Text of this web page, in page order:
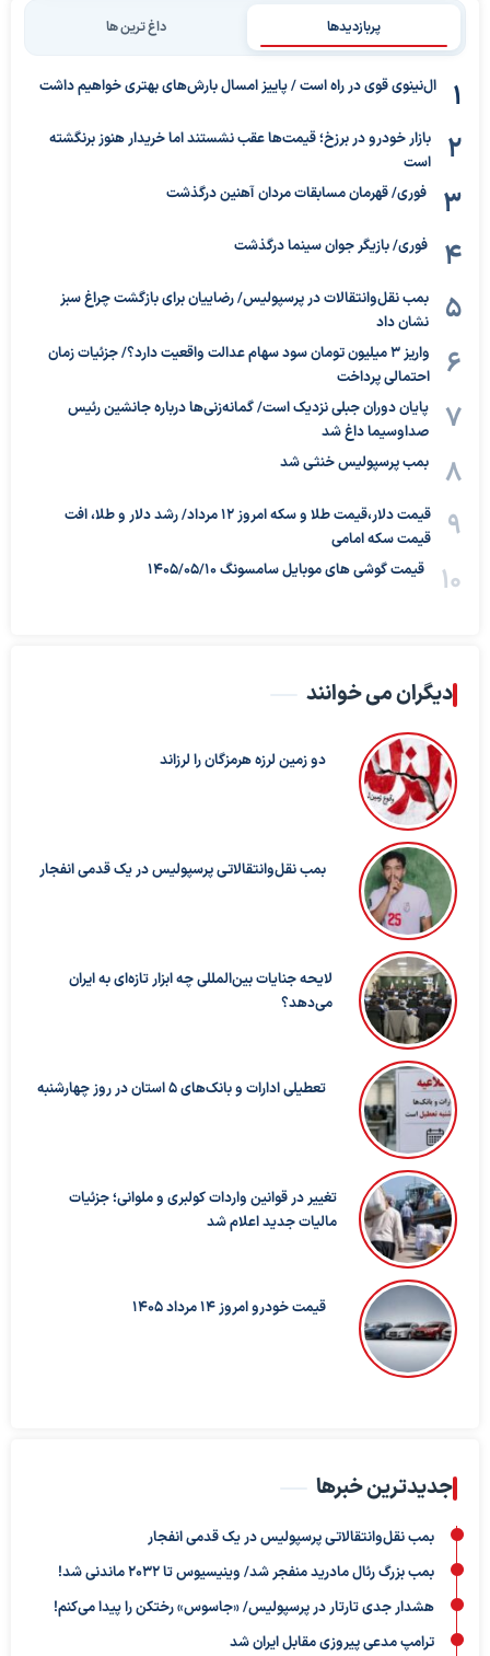
پربازدیدها داغ ترین ها
ال‌نینوی قوی در راه است / پاییز امسال بارش‌های بهتری خواهیم داشت
بازار خودرو در برزخ؛ قیمت‌ها عقب نشستند اما خریدار هنوز برنگشته
است
فوری/ قهرمان مسابقات مردان آهنین درگذشت
فوری/ بازیگر جوان سینما درگذشت
بمب نقل‌وانتقالات در پرسپولیس/ رضاییان برای بازگشت چراغ سبز
نشان داد
واریز ۳ میلیون تومان سود سهام عدالت واقعیت دارد؟/ جزئیات زمان
احتمالی پرداخت
پایان دوران جبلی نزدیک است/ گمانه‌زنی‌ها درباره جانشین رئیس
صداوسیما داغ شد
بمب پرسپولیس خنثی شد
قیمت دلار،قیمت طلا و سکه امروز ۱۲ مرداد/ رشد دلار و طلا، افت
قیمت سکه امامی
قیمت گوشی های موبایل سامسونگ 1405/05/10
دیگران می خوانند
دو زمین لرزه هرمزگان را لرزاند
بمب نقل‌وانتقالاتی پرسپولیس در یک قدمی انفجار
لایحه جنایات بین‌المللی چه ابزار تازه‌ای به ایران
می‌دهد؟
تعطیلی ادارات و بانک‌های ۵ استان در روز چهارشنبه
تغییر در قوانین واردات کولبری و ملوانی؛ جزئیات
مالیات جدید اعلام شد
قیمت خودرو امروز 14 مرداد 1405
جدیدترین خبرها
بمب نقل‌وانتقالاتی پرسپولیس در یک قدمی انفجار
بمب بزرگ رئال مادرید منفجر شد/ وینیسیوس تا ۲۰۳۲ ماندنی شد!
هشدار جدی تارتار در پرسپولیس/ «جاسوس» رختکن را پیدا می‌کنم!
ترامپ مدعی پیروزی مقابل ایران شد